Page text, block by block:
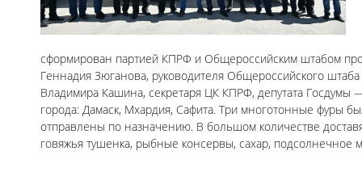
сформирован партией КПРФ и Общероссийским штабом
Геннадия Зюганова, руководителя Общероссийского
Владимира Кашина, секретаря ЦК КПРФ, депутата Госдумы
города: Дамаск, Мхардия, Сафита. Три многотонные фуры
отправлены по назначению. В большом количестве
говяжья тушенка, рыбные консервы, сахар, подсолнечное